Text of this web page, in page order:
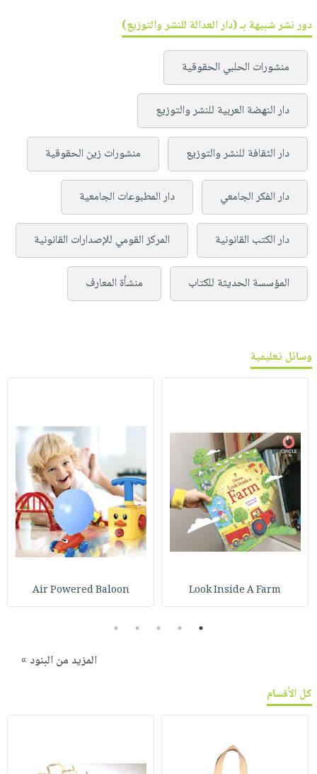
دور نشر شبيهة بـ (دار العدالة للنشر والتوزيع)
منشورات الحلبي الحقوقية
دار النهضة العربية للنشر والتوزيع
دار الثقافة للنشر والتوزيع منشورات زين الحقوقية
دار الفكر الجامعي دار المطبوعات الجامعية
دار الكتب القانونية المركز القومي للإصدارات القانونية
المؤسسة الحديثة للكتاب منشأة المعارف
وسائل تعليمية
Look Inside A Farm
Air Powered Baloon
1
2
3
4
5
المزيد من البنود »
كل الأقسام